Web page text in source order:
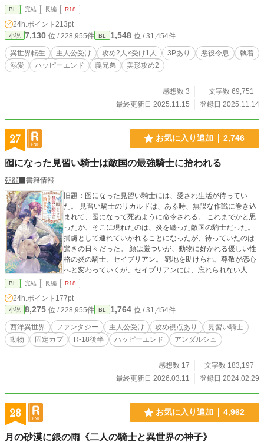
怪しげな記者の接近、反乱に関わる黒幕の登場。迫りくる運命の矢から逃れ、生
き延びることができるのか。そして、イシュマが包まれる愛の形とは……。 全
四話で完結済み 番外編あり
BL 完結 長編 R18
24h.ポイント 213pt
小説 7,130 位 / 228,955件 BL 1,548 位 / 31,454件
異世界転生 主人公受け 攻め2人×受け1人 3Pあり 悪役令息
執着
溺愛
ハッピーエンド 義兄弟 美形攻め2
感想数 3
文字数 69,751
最終更新日 2025.11.15
登録日 2025.11.14
27 お気に入り追加 2,746
囮になった見習い騎士は敵国の最強騎士に拾われる
朝顔
書籍情報
旧題：囮になった見習い騎士には、愛され生活が待ってい
た。 見習い騎士のリカルドは、ある時、無謀な作戦に巻き込
まれて、囮になって死ぬように命令される。 これまでかと思
ったが、そこに現れたのは、炎を纏った敵国の騎士だった。
捕虜として連れていかれることになったが、待っていたのは
驚きの日々だった。 顔は厳ついが、動物に好かれる優しい性
格の炎の騎士、セイブリアン。 窮地を助けられ、尊敬が恋心
へと変わっていくが、セイブリアンには、忘れられない人が
いるらしく…… ※※※ 炎の騎士様×不遇の騎士見習い R18は
後半、完結済み。
BL 完結 長編 R18
24h.ポイント 177pt
小説 8,275 位 / 228,955件 BL 1,764 位 / 31,454件
西洋異世界 ファンタジー 主人公受け 攻め視点あり
見習い騎士
動物
固定カプ R-18後半 ハッピーエンド アンダルシュ
感想数 17
文字数 183,197
最終更新日 2026.03.11
登録日 2024.02.29
28 お気に入り追加 4,962
月の砂漠に銀の雨《二人の騎士と異世界の神子》